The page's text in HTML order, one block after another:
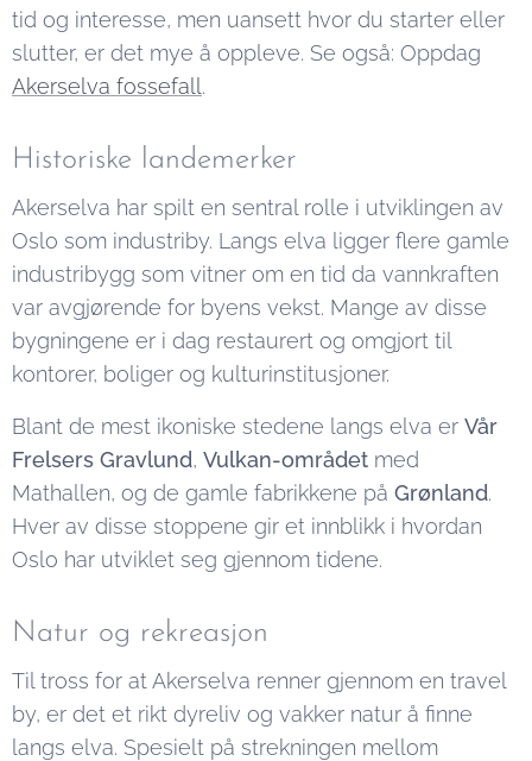
tid og interesse, men uansett hvor du starter eller
slutter, er det mye å oppleve. Se også: Oppdag
Akerselva fossefall .
Historiske landemerker
Akerselva har spilt en sentral rolle i utviklingen av
Oslo som industriby. Langs elva ligger flere gamle
industribygg som vitner om en tid da vannkraften
var avgjørende for byens vekst. Mange av disse
bygningene er i dag restaurert og omgjort til
kontorer, boliger og kulturinstitusjoner.
Blant de mest ikoniske stedene langs elva er Vår
Frelsers Gravlund, Vulkan-området med
Mathallen, og de gamle fabrikkene på Grønland.
Hver av disse stoppene gir et innblikk i hvordan
Oslo har utviklet seg gjennom tidene.
Natur og rekreasjon
Til tross for at Akerselva renner gjennom en travel
by, er det et rikt dyreliv og vakker natur å finne
langs elva. Spesielt på strekningen mellom